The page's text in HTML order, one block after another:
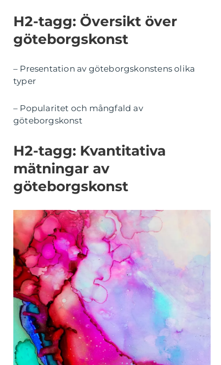
H2-tagg: Översikt över
göteborgskonst
– Presentation av göteborgskonstens olika
typer
– Popularitet och mångfald av
göteborgskonst
H2-tagg: Kvantitativa
mätningar av
göteborgskonst